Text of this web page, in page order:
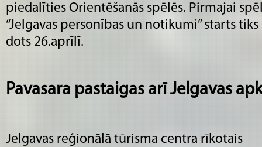
piedalīties Orientēšanās spēlēs. Pirmajai
“Jelgavas personības un notikumi” starts tiks
dots 26.aprīlī.
Pavasara pastaigas arī Jelgavas
Jelgavas reģionālā tūrisma centra rīkotais